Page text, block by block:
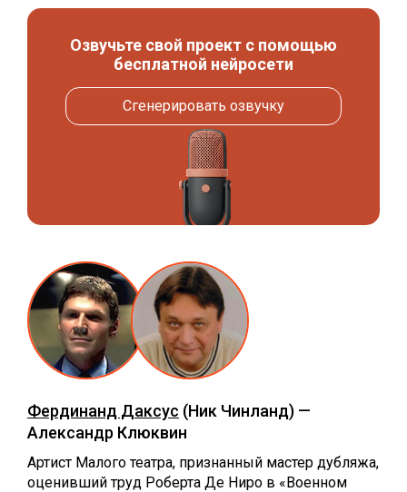
Озвучьте свой проект с помощью
бесплатной нейросети
Сгенерировать озвучку
Фердинанд Даксус (Ник Чинланд) —
Александр Клюквин
Артист Малого театра, признанный мастер дубляжа,
оценивший труд Роберта Де Ниро в «Военном